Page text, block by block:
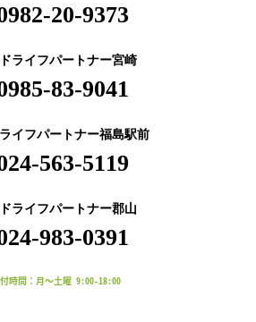
20-9373
ライフパートナー宮崎
83-9041
イフパートナー福島駅前
563-5119
ライフパートナー郡山
983-0391
時間：月～土曜 9:00-18:00